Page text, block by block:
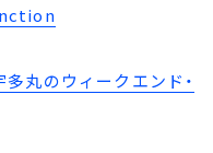
多丸のウィークエンド・